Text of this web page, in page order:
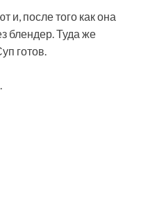
и, после того как она
блендер. Туда же
готов.